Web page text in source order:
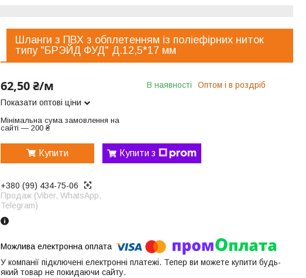
Шланги з ПВХ з обплетенням із поліефірних ниток
типу "БРЭЙД ФУД" Д.12,5*17 мм
62,50 ₴/м
Показати оптові ціни
Мінімальна сума замовлення на
сайті — 200 ₴
В наявності Оптом і в роздріб
Купити Купити з
+380 (99) 434-75-06
Продаж (Viber, WhatsApp,
Telegram)
У компанії підключені електронні платежі. Тепер ви можете купити будь-
який товар не покидаючи сайту.